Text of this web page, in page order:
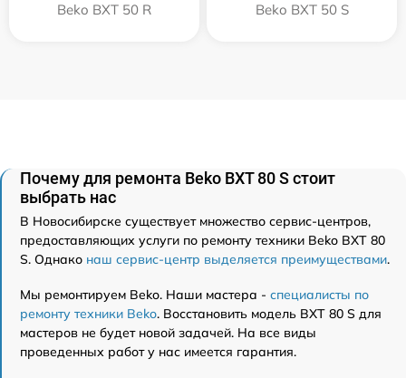
Beko BXT 50 R Beko BXT 50 S
Почему для ремонта Beko BXT 80 S стоит
выбрать нас
В Новосибирске существует множество сервис-центров,
предоставляющих услуги по ремонту техники Beko BXT 80
S. Однако наш сервис-центр выделяется преимуществами.
Мы ремонтируем Beko. Наши мастера - специалисты по
ремонту техники Beko. Восстановить модель BXT 80 S для
мастеров не будет новой задачей. На все виды
проведенных работ у нас имеется гарантия.